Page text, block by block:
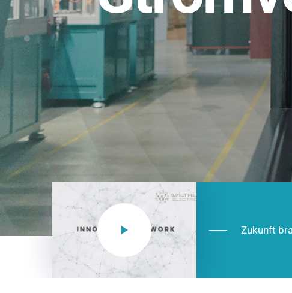
NEO CEE: Energieverteilung mit System.
effizient in der Installation, zukunftsfähig im
Zukunft